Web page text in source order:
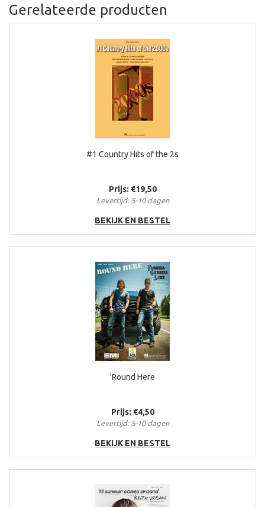
Gerelateerde producten
#1 Country Hits of the 2s
Prijs: €19,50
Levertijd: 5-10 dagen
BEKIJK EN BESTEL
'Round Here
Prijs: €4,50
Levertijd: 5-10 dagen
BEKIJK EN BESTEL